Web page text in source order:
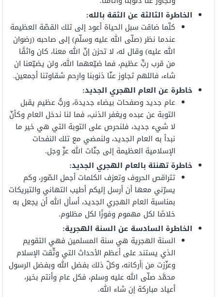
الخاطرة الثالثة عن الثقة بالله:
كلّما ضاقت سبل الحياة أعود إلى تلك القصّة العظيمة
عندما نظر (صلّى الله عليه وسلّم) إلى صاحبه (رضوان
الله عليه) وقال له، لا تحزن إنّ الله معنا، كان واثقًا
من قرب ربٍّ عظيم، فما ضيّعهما الله، ولن يضيّعنا ان
شاء، فاللهم تجاوز عنّا ذنوبنا وارحم شقاوتنا أجمعين.
خاطرة عن العام الهجري الجديد:
عام جديد وصفحات بيضاء جديدة، وربُّ عظيم يقبل
التوبة عن عبده ويغفر الذنب، فما لنا ندخل العام وكأنّ
لا شيء جديد، فلنحرص على التوبة التي هي خير ما
نبدأ به العام الجديد، ولنمضي مع تلك النفحات
الإسلامية العظيمة إلى جنّات الله عزّ وجل.
خاطرة تهنئة بالعام الهجري الجديد:
تتراقص الحروف وتعزف الكلمات أجمل الصّور، وكم
يسرّني معها أن أرسل إليكم أطيب التهاني والتبريكات
بمناسبة العام الهجري الجديد، أسأل الله أن يجعل به
خلاصًا لكل مهموم وفوزًا لكل مظلوم.
الخاطرة السادسة عن السنة الهجرية:
السنة الهجرية هي سنة المسلمين فهي التقويم
الذي يستند على أعظم الأحداث التي وثّقت الإسلام
وعزّزت من |أركانه، وكلّ ذلك بفضل الله وبفضل الرسول
محمَّد صلّى الله عليه وسلم، فكل عام وأنتم بخير،
أعياد مباركة إن شاء الله.